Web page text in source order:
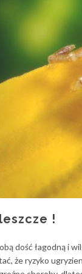
!
dość łagodną i
że ryzyko